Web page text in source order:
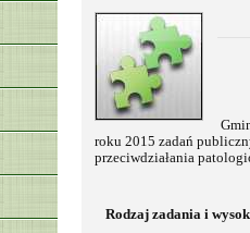
roku 2015 zadań
przeciwdziałania
Rodzaj zadania i